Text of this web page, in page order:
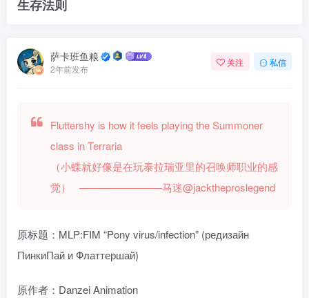
生存法则
萨卡班鱼粮
2年前发布
关注 私信
Fluttershy is how it feels playing the Summoner
class in Terraria
（小蝶就好像是在玩泰拉瑞亚里的召唤师职业的感
觉） ————————马迷@jacktheproslegend
原标题：MLP:FIM “Pony virus/infection” (редизайн
ПинкиПай и Флаттершай)
原作者：Danzei Animation